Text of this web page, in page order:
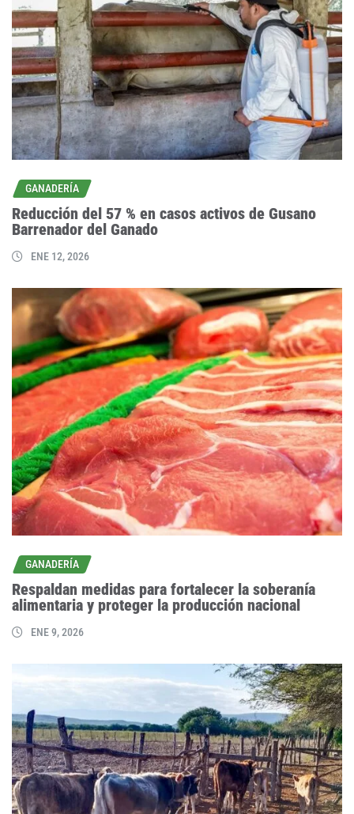
GANADERÍA
Reducción del 57 % en casos activos de Gusano
Barrenador del Ganado
ENE 12, 2026
GANADERÍA
Respaldan medidas para fortalecer la soberanía
alimentaria y proteger la producción nacional
ENE 9, 2026